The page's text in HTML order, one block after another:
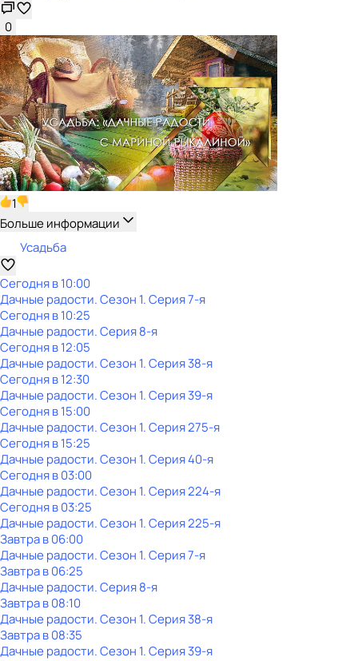
0
1
Больше информации
Усадьба
Сегодня в 10:00
Дачные радости. Сезон 1. Серия 7-я
Сегодня в 10:25
Дачные радости. Серия 8-я
Сегодня в 12:05
Дачные радости. Сезон 1. Серия 38-я
Сегодня в 12:30
Дачные радости. Сезон 1. Серия 39-я
Сегодня в 15:00
Дачные радости. Сезон 1. Серия 275-я
Сегодня в 15:25
Дачные радости. Сезон 1. Серия 40-я
Сегодня в 03:00
Дачные радости. Сезон 1. Серия 224-я
Сегодня в 03:25
Дачные радости. Сезон 1. Серия 225-я
Завтра в 06:00
Дачные радости. Сезон 1. Серия 7-я
Завтра в 06:25
Дачные радости. Серия 8-я
Завтра в 08:10
Дачные радости. Сезон 1. Серия 38-я
Завтра в 08:35
Дачные радости. Сезон 1. Серия 39-я